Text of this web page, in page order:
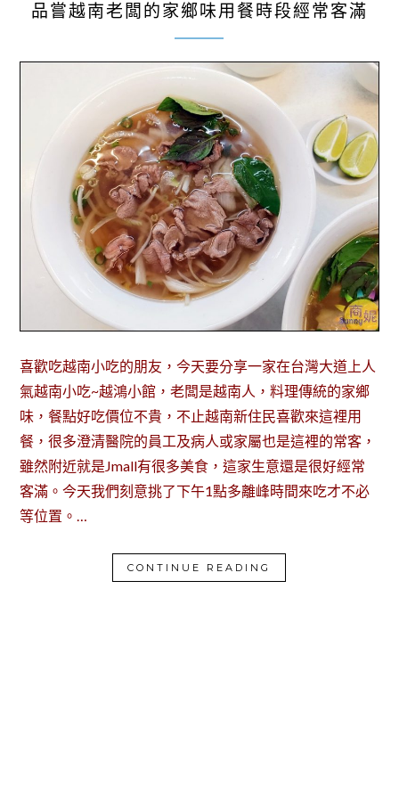
品嘗越南老闆的家鄉味用餐時段經常客滿
喜歡吃越南小吃的朋友，今天要分享一家在台灣大道上人
氣越南小吃~越鴻小館，老闆是越南人，料理傳統的家鄉
味，餐點好吃價位不貴，不止越南新住民喜歡來這裡用
餐，很多澄清醫院的員工及病人或家屬也是這裡的常客，
雖然附近就是Jmall有很多美食，這家生意還是很好經常
客滿。今天我們刻意挑了下午1點多離峰時間來吃才不必
等位置。…
CONTINUE READING